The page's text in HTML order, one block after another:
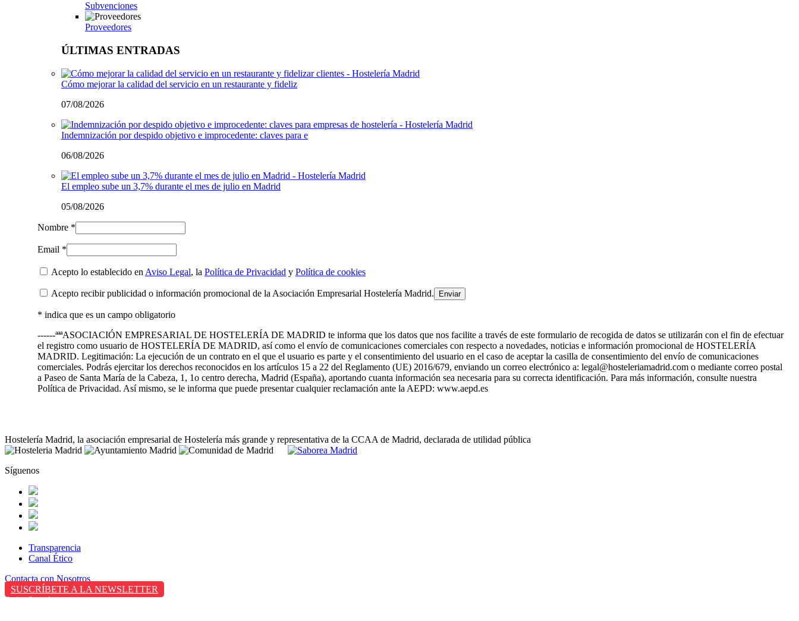
Subvenciones
Proveedores
ÚLTIMAS ENTRADAS
Cómo mejorar la calidad del servicio en un restaurante y fideliz
07/08/2026
Indemnización por despido objetivo e improcedente: claves para e
06/08/2026
El empleo sube un 3,7% durante el mes de julio en Madrid
05/08/2026
Nombre *
Email *
Acepto lo establecido en Aviso Legal, la Política de Privacidad y Política de cookies
Acepto recibir publicidad o información promocional de la Asociación Empresarial Hostelería Madrid.
* indica que es un campo obligatorio
------ªªªASOCIACIÓN EMPRESARIAL DE HOSTELERÍA DE MADRID te informa que los datos que nos facilite a través de este formulario de recogida de datos se utilizarán con el fin de efectuar
el registro como usuario de HOSTELERÍA DE MADRID, así como el envío de comunicaciones comerciales con respecto a novedades, noticias e información promocional de HOSTELERÍA
MADRID. Legitimación: La ejecución de un contrato en el que el usuario es parte y el consentimiento del usuario en el caso de aceptar la casilla de consentimiento del envío de comunicaciones
comerciales. Podrás ejercitar los derechos reconocidos en los artículos 15 a 22 del Reglamento (UE) 2016/679, enviando un correo electrónico a: legal@hosteleriamadrid.com o mediante correo postal
a Paseo de Santa María de la Cabeza, 1, 1o centro derecha, Madrid (España), aportando cuanta información sea necesaria para su correcta identificación. Para más información, consulte nuestra
Política de Privacidad. Así mismo, se le informa que puede presentar cualquier reclamación ante la AEPD: www.aepd.es
Hostelería Madrid, la asociación empresarial de Hostelería más grande y representativa de la CCAA de Madrid, declarada de utilidad pública
Síguenos
Transparencia
Canal Ético
Contacta con Nosotros
SUSCRÍBETE A LA NEWSLETTER
Aviso Legal